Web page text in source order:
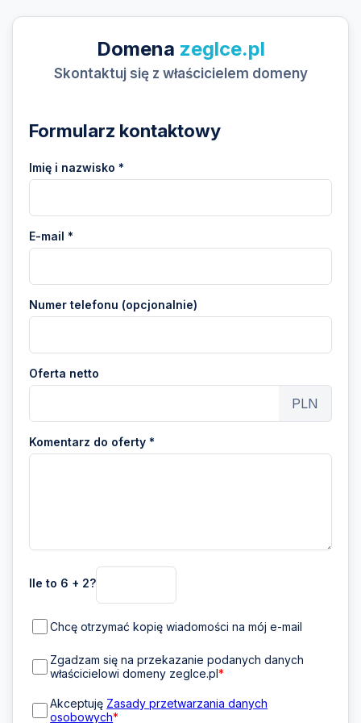
Domena zeglce.pl
Skontaktuj się z właścicielem domeny
Formularz kontaktowy
Imię i nazwisko *
E-mail *
Numer telefonu (opcjonalnie)
Oferta netto
PLN
Komentarz do oferty *
Ile to 6 + 2?
Chcę otrzymać kopię wiadomości na mój e-mail
Zgadzam się na przekazanie podanych danych
właścicielowi domeny zeglce.pl*
Akceptuję Zasady przetwarzania danych
osobowych*